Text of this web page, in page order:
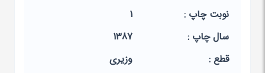
نوبت چاپ :
1
سال چاپ :
1387
قطع :
وزیری